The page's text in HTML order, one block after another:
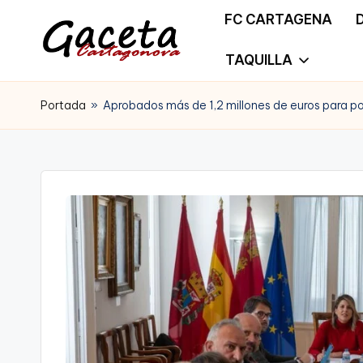
Saltar
al
G
a
e
Gaceta
Cartagonova,
que
informa
FC CARTAGENA
TAQUILLA
Portada » Aprobados más de 1,2 millones de euros para